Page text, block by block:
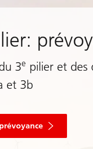
3e pilier et des
et 3b